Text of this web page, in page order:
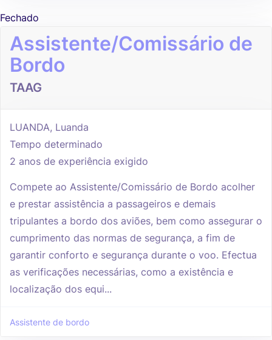
Fechado
Assistente/Comissário de
Bordo
TAAG
LUANDA, Luanda
Tempo determinado
2 anos de experiência exigido
Compete ao Assistente/Comissário de Bordo acolher
e prestar assistência a passageiros e demais
tripulantes a bordo dos aviões, bem como assegurar o
cumprimento das normas de segurança, a fim de
garantir conforto e segurança durante o voo. Efectua
as verificações necessárias, como a existência e
localização dos equi...
Assistente de bordo